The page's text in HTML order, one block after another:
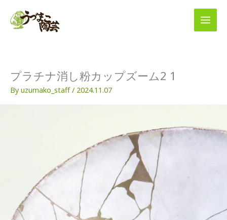
プラチナ消し粉カップズーム2 1
Byuzumako_staff/ 2024.11.07